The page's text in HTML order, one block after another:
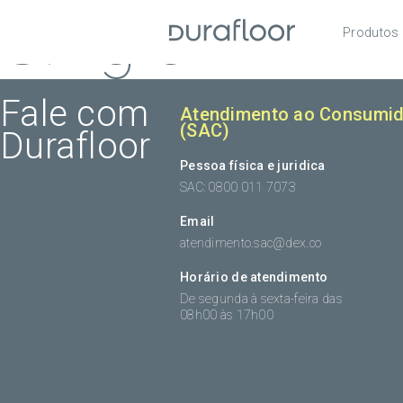
Produtos
Single
Fale com
Durafloor
Atendimento ao
(SAC)
Pessoa física e juridica
SAC: 0800 011 7073
Email
atendimento.sac@dex.co
Horário de atendimento
De segunda à sexta-feira das
08h00 às 17h00